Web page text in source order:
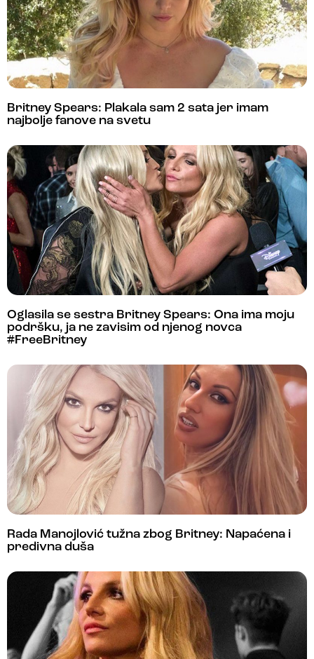
Britney Spears: Plakala sam 2 sata jer imam
najbolje fanove na svetu
Oglasila se sestra Britney Spears: Ona ima moju
podršku, ja ne zavisim od njenog novca
#FreeBritney
Rada Manojlović tužna zbog Britney: Napaćena i
predivna duša